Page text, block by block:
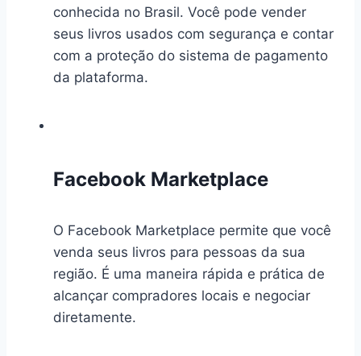
conhecida no Brasil. Você pode vender
seus livros usados com segurança e contar
com a proteção do sistema de pagamento
da plataforma.
Facebook Marketplace
O Facebook Marketplace permite que você
venda seus livros para pessoas da sua
região. É uma maneira rápida e prática de
alcançar compradores locais e negociar
diretamente.